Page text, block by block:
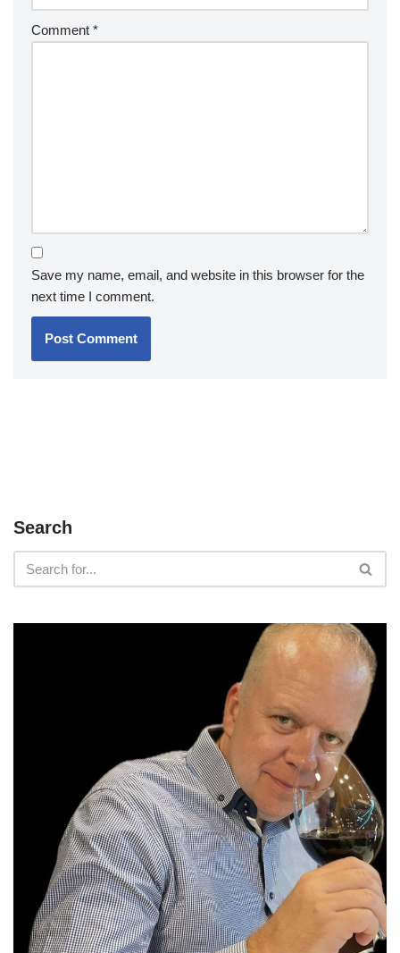
Comment *
Save my name, email, and website in this browser for the
next time I comment.
Search